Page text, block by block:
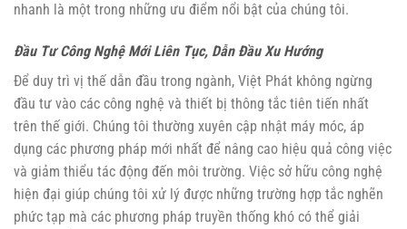
nhanh là một trong những ưu điểm nổi bật của chúng tôi.
Đầu Tư Công Nghệ Mới Liên Tục, Dẫn Đầu Xu Hướng
Để duy trì vị thế dẫn đầu trong ngành, Việt Phát không ngừng
đầu tư vào các công nghệ và thiết bị thông tắc tiên tiến nhất
trên thế giới. Chúng tôi thường xuyên cập nhật máy móc, áp
dụng các phương pháp mới nhất để nâng cao hiệu quả công việc
và giảm thiểu tác động đến môi trường. Việc sở hữu công nghệ
hiện đại giúp chúng tôi xử lý được những trường hợp tắc nghẽn
phức tạp mà các phương pháp truyền thống khó có thể giải